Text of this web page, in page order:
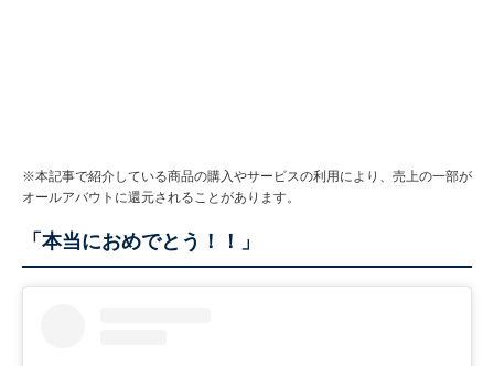
※本記事で紹介している商品の購入やサービスの利用により、売上の一部が
オールアバウトに還元されることがあります。
「本当におめでとう！！」